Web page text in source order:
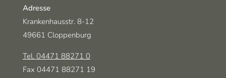
Adresse
Krankenhausstr. 8-12
49661 Cloppenburg
Tel. 04471 88271 0
Fax 04471 88271 19